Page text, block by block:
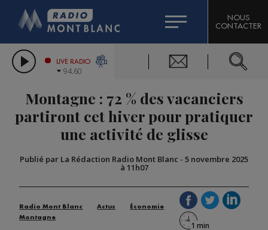
LES CHRONIQUES DE L'EXPERT
CITIZEN MACHINERY
GRAND MASSIF DOMAINES SKIABLES
BIGARD
COMPAGNIE DU MONT-BLANC
NOUS
CONTACTER
LIVE RADIO
94.60
Montagne : 72 % des vacanciers
partiront cet hiver pour pratiquer
une activité de glisse
Publié par La Rédaction Radio Mont Blanc - 5 novembre 2025
à 11h07
Radio Mont Blanc Actus
Économie
Montagne